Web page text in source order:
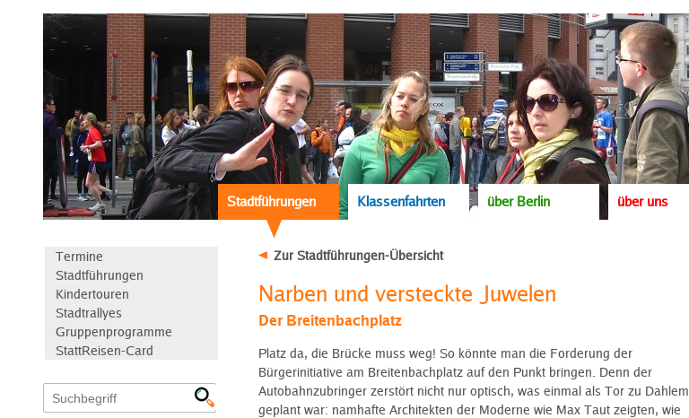
Stadtführungen Klassenfahrten über Berlin über uns
Termine
Stadtführungen
Kindertouren
Stadtrallyes
Gruppenprogramme
StattReisen-Card
Zur Stadtführungen-Übersicht
Narben und versteckte Juwelen
Der Breitenbachplatz
Platz da, die Brücke muss weg! So könnte man die Forderung der
Bürgerinitiative am Breitenbachplatz auf den Punkt bringen. Denn der
Autobahnzubringer zerstört nicht nur optisch, was einmal als Tor zu Dahlem
geplant war: namhafte Architekten der Moderne wie Max Taut zeigten, wie